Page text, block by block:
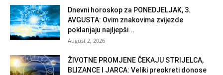
Dnevni horoskop za PONEDJELJAK, 3.
AVGUSTA: Ovim znakovima zvijezde
poklanjaju najljepši...
August 2, 2026
ŽIVOTNE PROMJENE ČEKAJU STRIJELCA,
BLIZANCE I JARCA: Veliki preokreti donose